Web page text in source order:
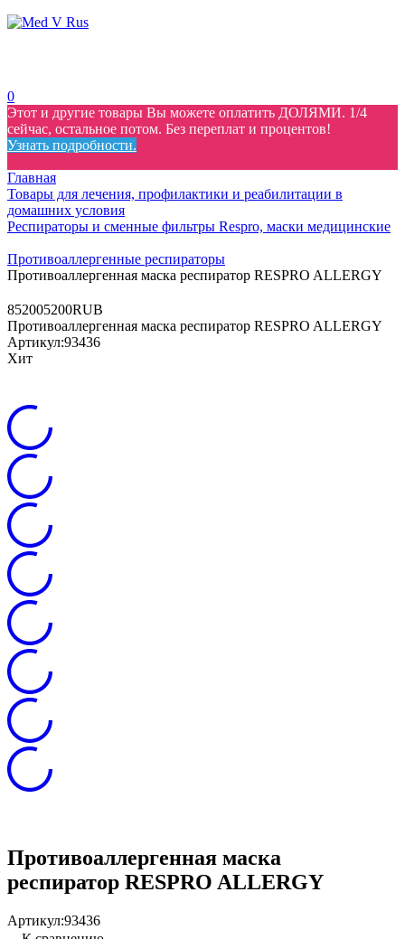
0
Этот и другие товары Вы можете оплатить ДОЛЯМИ. 1/4
сейчас, остальное потом. Без переплат и процентов!
Узнать подробности.
Главная
Товары для лечения, профилактики и реабилитации в
домашних условия
Респираторы и сменные фильтры Respro, маски медицинские
Противоаллергенные респираторы
Противоаллергенная маска респиратор RESPRO ALLERGY
852005200RUB
Противоаллергенная маска респиратор RESPRO ALLERGY
Артикул:93436
Хит
Противоаллергенная маска
респиратор RESPRO ALLERGY
Артикул:93436